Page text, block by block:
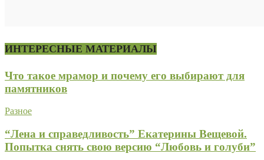
ИНТЕРЕСНЫЕ МАТЕРИАЛЫ
Что такое мрамор и почему его выбирают для
памятников
Разное
“Лена и справедливость” Екатерины Вещевой.
Попытка снять свою версию “Любовь и голуби”